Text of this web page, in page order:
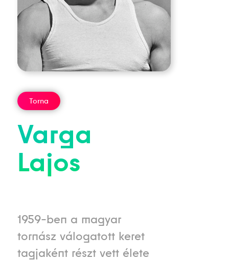
Torna
Varga
Lajos
1959-ben a magyar
tornász válogatott keret
tagjaként részt vett élete